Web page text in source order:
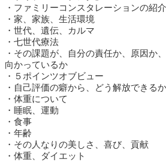
・ファミリーコンスタレーションの紹介
・家、家族、生活環境
・世代、遺伝、カルマ
・七世代療法
・その課題が、自分の責任か、原因か
向かっているか
・５ポインツオブビュー
・自己評価の癖から、どう解放できるか
・体重について
・睡眠、運動
・食事
・年齢
・その人なりの美しさ、喜び、貢献
・体重、ダイエット